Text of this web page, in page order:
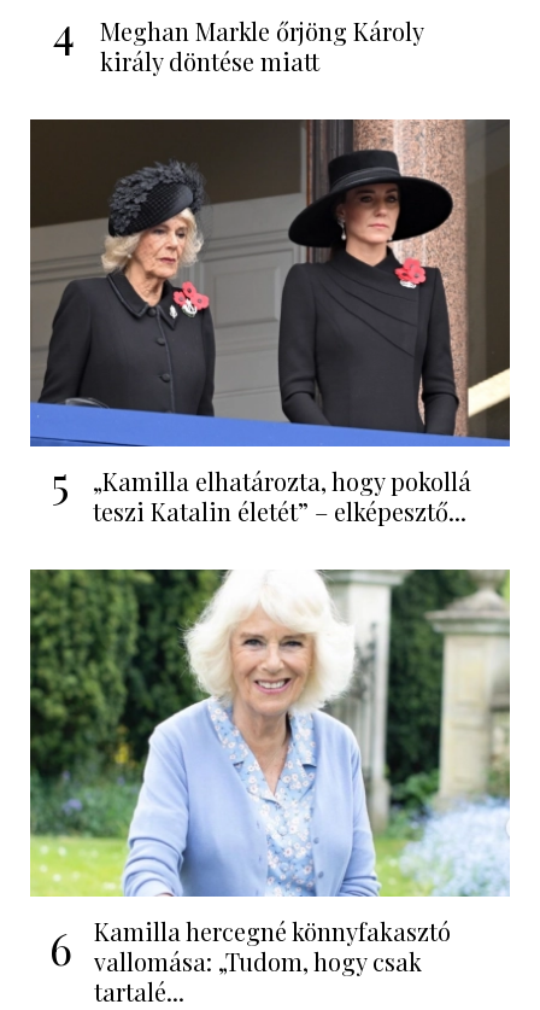
4
Meghan Markle őrjöng Károly
király döntése miatt
5
„Kamilla elhatározta, hogy pokollá
teszi Katalin életét” – elképesztő...
6
Kamilla hercegné könnyfakasztó
vallomása: „Tudom, hogy csak
tartalé...